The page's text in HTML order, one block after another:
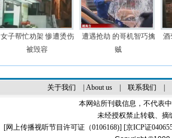
女子帮忙劝架 惨遭烫伤
被毁容
遭遇抢劫 的哥机智巧擒
贼
酒
关于我们 About us| 联系我们
本网站所刊载信息，不代表
未经授权禁止转载、摘
[网上传播视听节目许可证（0106168)] [京ICP证